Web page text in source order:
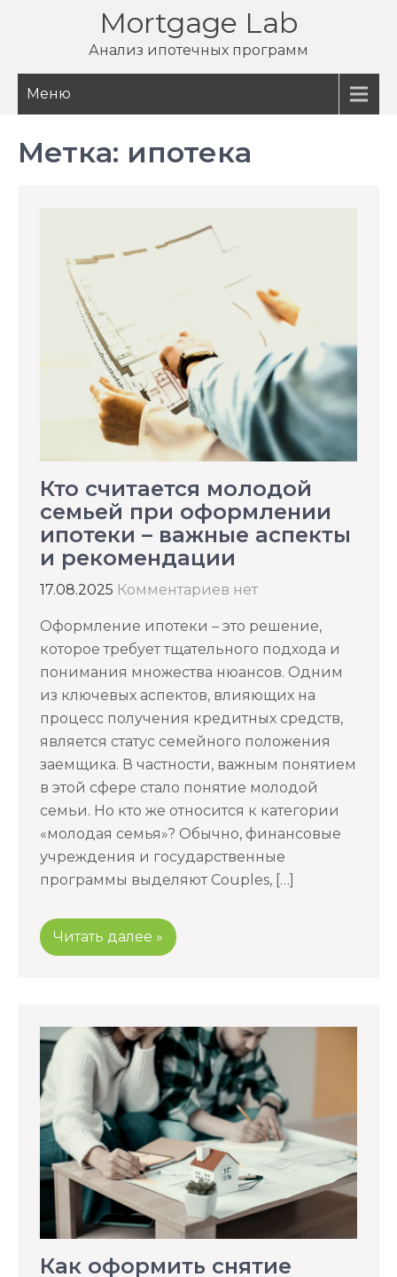
содержимому
Mortgage Lab
Анализ ипотечных программ
Меню
Метка: ипотека
Кто считается молодой
семьей при оформлении
ипотеки – важные аспекты
и рекомендации
17.08.2025 Комментариев нет
Оформление ипотеки – это решение,
которое требует тщательного подхода и
понимания множества нюансов. Одним
из ключевых аспектов, влияющих на
процесс получения кредитных средств,
является статус семейного положения
заемщика. В частности, важным понятием
в этой сфере стало понятие молодой
семьи. Но кто же относится к категории
«молодая семья»? Обычно, финансовые
учреждения и государственные
программы выделяют Couples, […]
Читать далее »
Как оформить снятие